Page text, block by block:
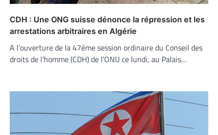
CDH : Une ONG suisse dénonce la répression et les
arrestations arbitraires en Algérie
A l’ouverture de la 47ème session ordinaire du Conseil des
droits de l’homme (CDH) de l’ONU ce lundi, au Palais…